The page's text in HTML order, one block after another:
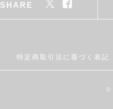
SHARE
特定商取引法に基づく表記
©